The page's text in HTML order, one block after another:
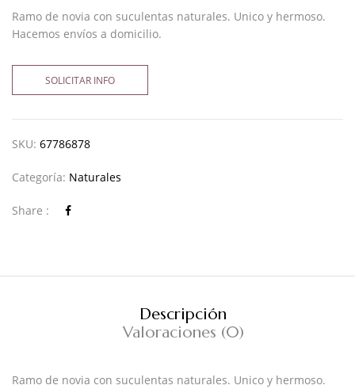
Ramo de novia con suculentas naturales. Unico y hermoso.
Hacemos envíos a domicilio.
SOLICITAR INFO
SKU: 67786878
Categoría: Naturales
Share :
Descripción
Valoraciones (0)
Ramo de novia con suculentas naturales. Unico y hermoso.